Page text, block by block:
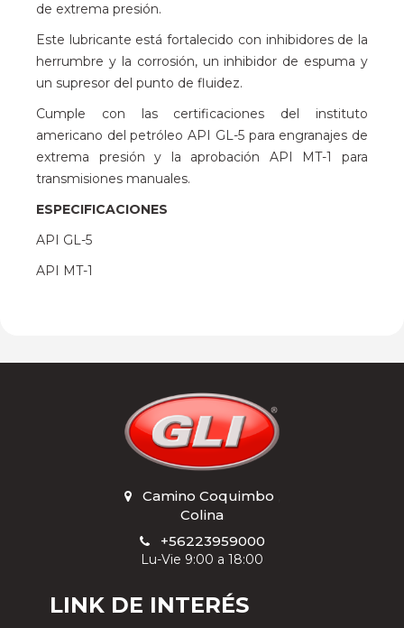
de extrema presión.
Este lubricante está fortalecido con inhibidores de la
herrumbre y la corrosión, un inhibidor de espuma y
un supresor del punto de fluidez.
Cumple con las certificaciones del instituto
americano del petróleo API GL-5 para engranajes de
extrema presión y la aprobación API MT-1 para
transmisiones manuales.
ESPECIFICACIONES
API GL-5
API MT-1
Camino Coquimbo
Colina
+56223959000
Lu-Vie 9:00 a 18:00
LINK DE INTERÉS